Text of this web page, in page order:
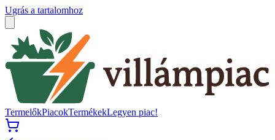
Ugrás a tartalomhoz
TermelőkPiacokTermékekLegyen piac!